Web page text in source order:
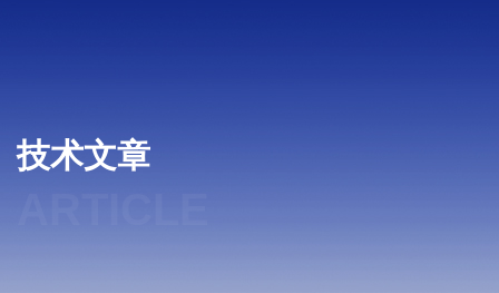
技术文章